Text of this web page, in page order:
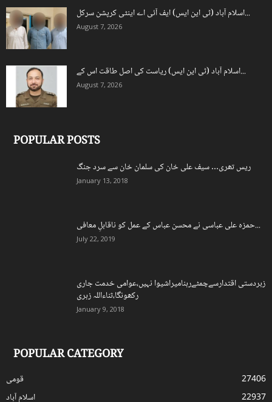
اسلام آباد (ٹی این ایس) ایف آئی اے اینٹی کرپشن سرکل...
August 7, 2026
اسلام آباد (ٹی این ایس) ریاست کی اصل طاقت اس کے...
August 7, 2026
POPULAR POSTS
ریس تھری… سیف علی خان کی سلمان خان سے سرد جنگ
January 13, 2018
حمزہ علی عباسی نے محسن عباس کے عمل کو ناقابلِ معافی...
July 22, 2019
زبردستی اقتدارسےچمٹےرہنامیراشیوا نہیں،عوامی خدمت جاری
رکھونگا،ثناءاللہ زہری
January 9, 2018
POPULAR CATEGORY
قومی
27406
اسلام آباد
22937